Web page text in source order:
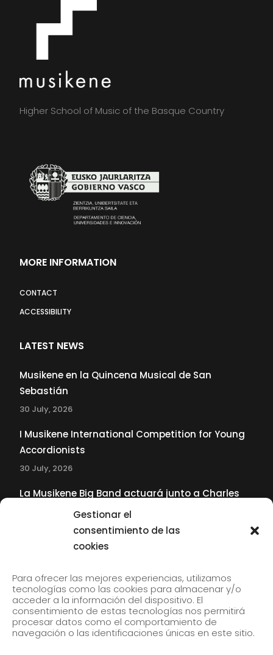
Gestionar el
consentimiento de las
cookies
Para ofrecer las mejores experiencias, utilizamos
tecnologías como las cookies para almacenar y/o
acceder a la información del dispositivo. El
consentimiento de estas tecnologías nos permitirá
procesar datos como el comportamiento de
navegación o las identificaciones únicas en este sitio.
Higher School of Music of the Basque Country
MORE INFORMATION
CONTACT
ACCESSIBILITY
LATEST NEWS
Musikene en la Quincena Musical de San
Sebastián
30 July, 2026
I Musikene International Competition for Young
Accordionists
30 July, 2026
La Musikene Big Band actuará junto a Charles
Tolliver en el 61 Jazzaldia
Subscribe to our newsletter to receive our news by
email.